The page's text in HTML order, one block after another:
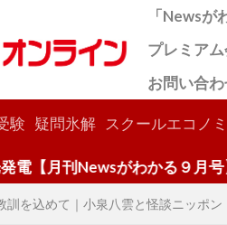
「Newsが
プレミア
お問い合
験 疑問氷解 スクールエコノ
がわかる９月号】
訓を込めて｜小泉八雲と怪談ニッポン